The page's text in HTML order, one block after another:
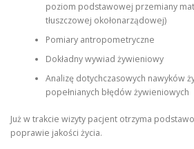
poziom podstawowej przemiany
tłuszczowej okołonarządowej)
Pomiary antropometryczne
Dokładny wywiad żywieniowy
Analizę dotychczasowych nawyków
popełnianych błędów żywieniowych
Już w trakcie wizyty pacjent otrzyma
poprawie jakości życia.